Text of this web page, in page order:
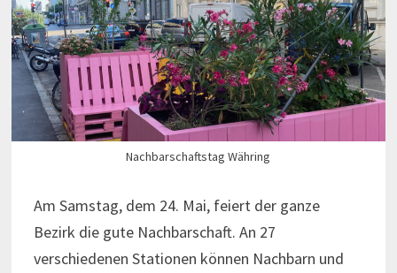
Nachbarschaftstag Währing
Am Samstag, dem 24. Mai, feiert der ganze
Bezirk die gute Nachbarschaft. An 27
verschiedenen Stationen können Nachbarn und